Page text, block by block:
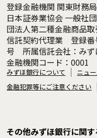
登録金融機関 関東財務
日本証券業協会 一般社
団法人第二種金融商品
信託契約代理業 登録
号 所属信託会社：みず
金融機関コード：0001
みずほ銀行について ニュ
金融犯罪等にご注意ください
その他みずほ銀行に関